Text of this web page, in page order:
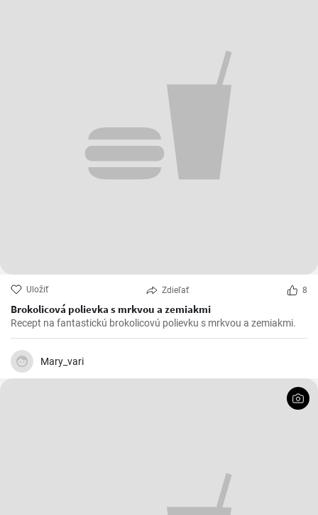
Uložiť Zdieľať 8
Brokolicová polievka s mrkvou a zemiakmi
Recept na fantastickú brokolicovú polievku s mrkvou a zemiakmi.
Mary_vari